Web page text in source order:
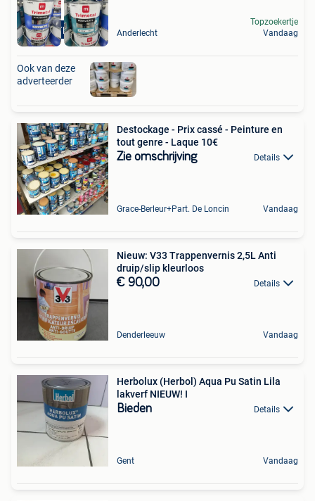
LAQUE TRIMETAL Anderlecht
Topzoekertje
Vandaag
Ook van deze
adverteerder
Destockage - Prix cassé - Peinture en
tout genre - Laque 10€
Zie omschrijving Details
Grace-Berleur+Part. De Loncin Vandaag
Nieuw: V33 Trappenvernis 2,5L Anti
druip/slip kleurloos
€ 90,00 Details
Denderleeuw Vandaag
Herbolux (Herbol) Aqua Pu Satin Lila
lakverf NIEUW! I
Bieden Details
Gent Vandaag